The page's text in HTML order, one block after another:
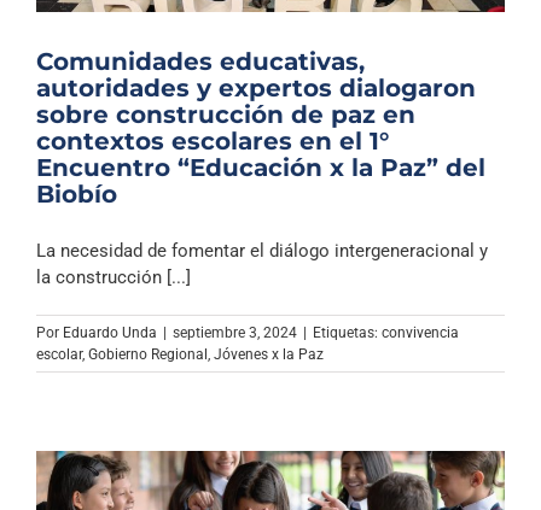
Comunidades educativas,
autoridades y expertos dialogaron
sobre construcción de paz en
contextos escolares en el 1°
Encuentro “Educación x la Paz” del
Biobío
La necesidad de fomentar el diálogo intergeneracional y
la construcción [...]
Por Eduardo Unda | septiembre 3, 2024 | Etiquetas: convivencia
escolar, Gobierno Regional Jóvenes x la Paz